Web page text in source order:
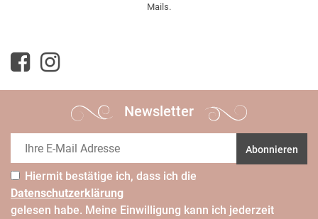
Mails.
Newsletter
Abonnieren
Hiermit bestätige ich, dass ich die
Daten­schutz­erklärung
gelesen habe. Meine Einwilligung kann ich jederzeit